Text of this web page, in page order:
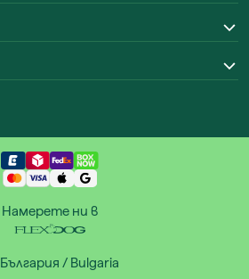
Намерете ни в
България / Bulgaria